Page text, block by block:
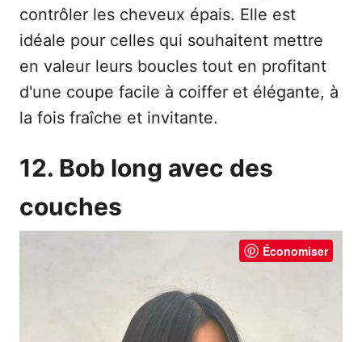
contrôler les cheveux épais. Elle est
idéale pour celles qui souhaitent mettre
en valeur leurs boucles tout en profitant
d'une coupe facile à coiffer et élégante, à
la fois fraîche et invitante.
12. Bob long avec des
couches
Économiser